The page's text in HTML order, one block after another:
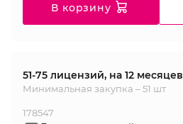
В корзину
51-75 лицензий, на 12 месяцев
Минимальная закупка – 51 шт
178547